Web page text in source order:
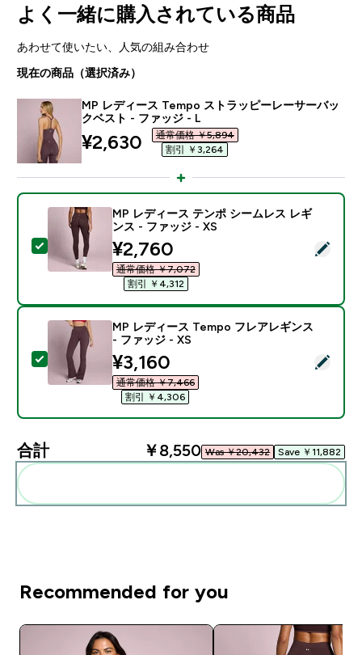
よく一緒に購入されている商品
あわせて使いたい、人気の組み合わせ
現在の商品（選択済み）
MP レディース Tempo ストラッピーレーサーバッ
クベスト - ファッジ - L
discounted price
¥2,630‎
通常価格 ￥5,894‎
割引 ￥3,264‎
この商品を選択 - MP レディース テンポ シームレス
MP レディース テンポ シームレス レギ
ンス - ファッジ - XS
discounted price
¥2,760‎
通常価格 ￥7,072‎
割引 ￥4,312‎
この商品を選択 - MP レディース Tempo フレアレギ
MP レディース Tempo フレアレギンス
- ファッジ - XS
discounted price
¥3,160‎
通常価格 ￥7,466‎
割引 ￥4,306‎
合計 ￥8,550‎ Was ￥20,432‎ Save ￥11,882‎
Recommended for you